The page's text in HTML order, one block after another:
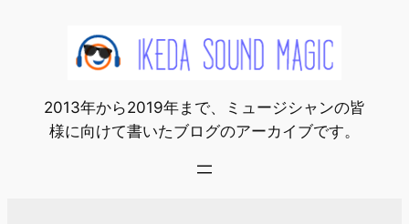
2013年から2019年まで、ミュージシャンの皆
様に向けて書いたブログのアーカイブです。